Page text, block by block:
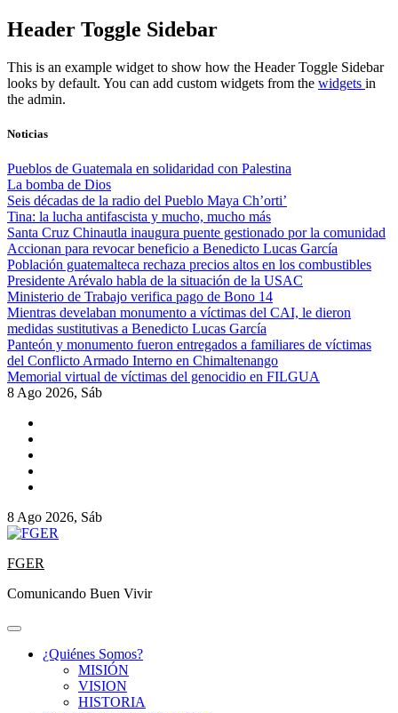
Skip
to
Header Toggle Sidebar
This is an example widget to show how the Header Toggle Sidebar
looks by default. You can add custom widgets from the widgets in
the admin.
Noticias
Pueblos de Guatemala en solidaridad con Palestina
La bomba de Dios
Seis décadas de la radio del Pueblo Maya Ch’orti’
Tina: la lucha antifascista y mucho, mucho más
Santa Cruz Chinautla inaugura puente gestionado por la comunidad
Accionan para revocar beneficio a Benedicto Lucas García
Población guatemalteca rechaza precios altos en los combustibles
Presidente Arévalo habla de la situación de la USAC
Ministerio de Trabajo verifica pago de Bono 14
Mientras develaban monumento a víctimas del CAI, le dieron
medidas sustitutivas a Benedicto Lucas García
Panteón y monumento fueron entregados a familiares de víctimas
del Conflicto Armado Interno en Chimaltenango
Memorial virtual de víctimas del genocidio en FILGUA
8 Ago 2026, Sáb
8 Ago 2026, Sáb
FGER
Comunicando Buen Vivir
¿Quiénes Somos?
MISIÓN
VISION
HISTORIA